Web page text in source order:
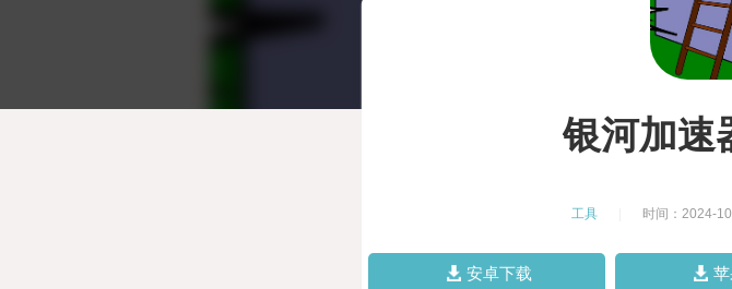
银河加速
工具 时间：2024-
安卓下载